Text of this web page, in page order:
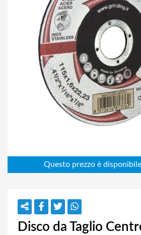
Disco da Taglio